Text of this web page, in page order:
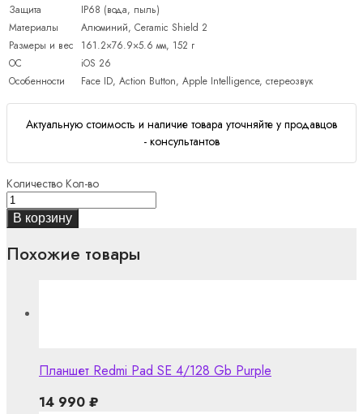
Защита
IP68 (вода, пыль)
Материалы
Алюминий, Ceramic Shield 2
Размеры и вес
161.2×76.9×5.6 мм, 152 г
ОС
iOS 26
Особенности
Face ID, Action Button, Apple Intelligence, стереозвук
Актуальную стоимость и наличие товара уточняйте у продавцов
- консультантов
Количество Кол-во
В корзину
Похожие товары
Планшет Redmi Pad SE 4/128 Gb Purple
14 990 ₽